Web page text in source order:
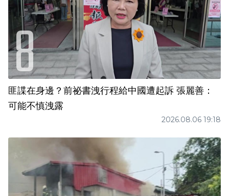
匪諜在身邊？前祕書洩行程給中國遭起訴 張麗善：
可能不慎洩露
2026.08.06 19:18